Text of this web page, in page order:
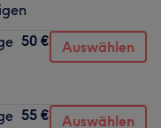
50 € Auswählen
55 € Auswählen